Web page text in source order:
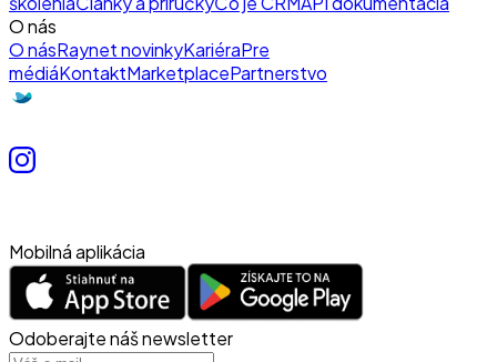
O nás
O násRaynet novinkyKariéraPre
médiáKontaktMarketplacePartnerstvo
Mobilná aplikácia
Odoberajte náš newsletter